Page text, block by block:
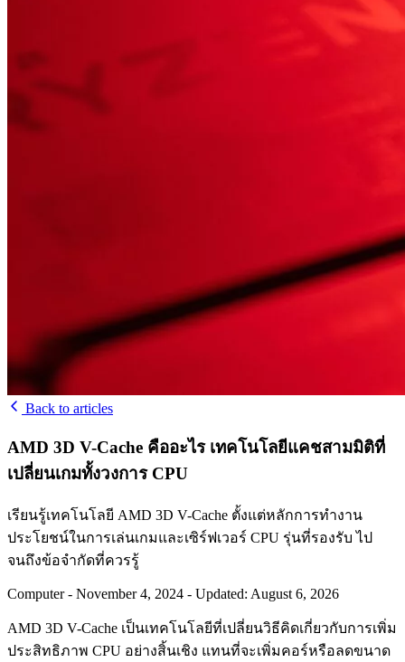
Back to articles
AMD 3D V-Cache คืออะไร เทคโนโลยีแคชสามมิติที่
เปลี่ยนเกมทั้งวงการ CPU
เรียนรู้เทคโนโลยี AMD 3D V-Cache ตั้งแต่หลักการทำงาน
ประโยชน์ในการเล่นเกมและเซิร์ฟเวอร์ CPU รุ่นที่รองรับ ไป
จนถึงข้อจำกัดที่ควรรู้
Computer- November 4, 2024 - Updated: August 6, 2026
AMD 3D V-Cache เป็นเทคโนโลยีที่เปลี่ยนวิธีคิดเกี่ยวกับการเพิ่ม
ประสิทธิภาพ CPU อย่างสิ้นเชิง แทนที่จะเพิ่มคอร์หรือลดขนาด